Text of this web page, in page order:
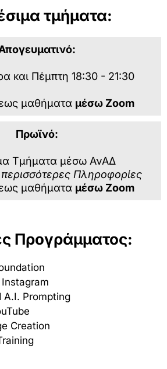
τμήματα:
και Πέμπτη 18:30 - 21:30
μαθήματα μέσω Zoom
Πρωϊνό:
Τμήματα μέσω ΑνΑΔ
Πληροφορίες
μαθήματα μέσω Zoom
Προγράμματος:
A.I. Prompting
Creation